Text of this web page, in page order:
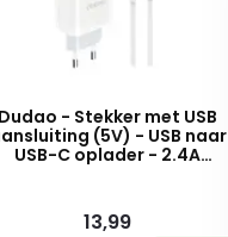
Dudao - Stekker met USB
(5V) - USB naar
USB-C oplader - 2.4A
13,99